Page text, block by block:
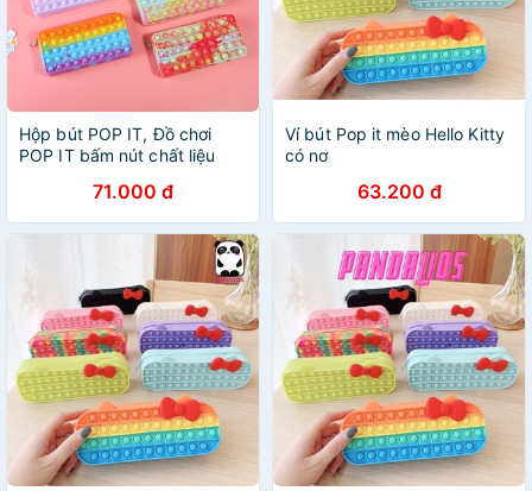
Hộp bút POP IT, Đồ chơi
POP IT bấm nút chất liệu
stress MH: B0254
71.000 đ
Ví bút Pop it mèo Hello Kitty
có nơ
63.200 đ